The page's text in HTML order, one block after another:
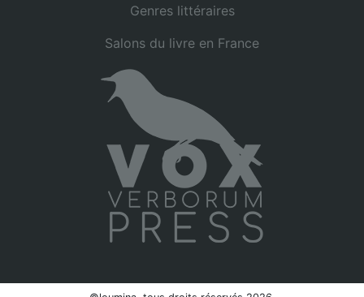
Genres littéraires
Salons du livre en France